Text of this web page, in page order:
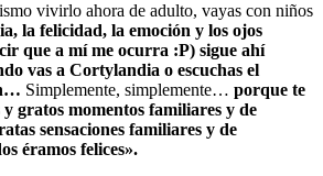
vivirlo ahora de adulto, vayas con niños
la felicidad, la emoción y los ojos
que a mí me ocurra :P) sigue ahí
vas a Cortylandia o escuchas el
Simplemente, simplemente… porque te
gratos momentos familiares y de
sensaciones familiares y de
éramos felices».